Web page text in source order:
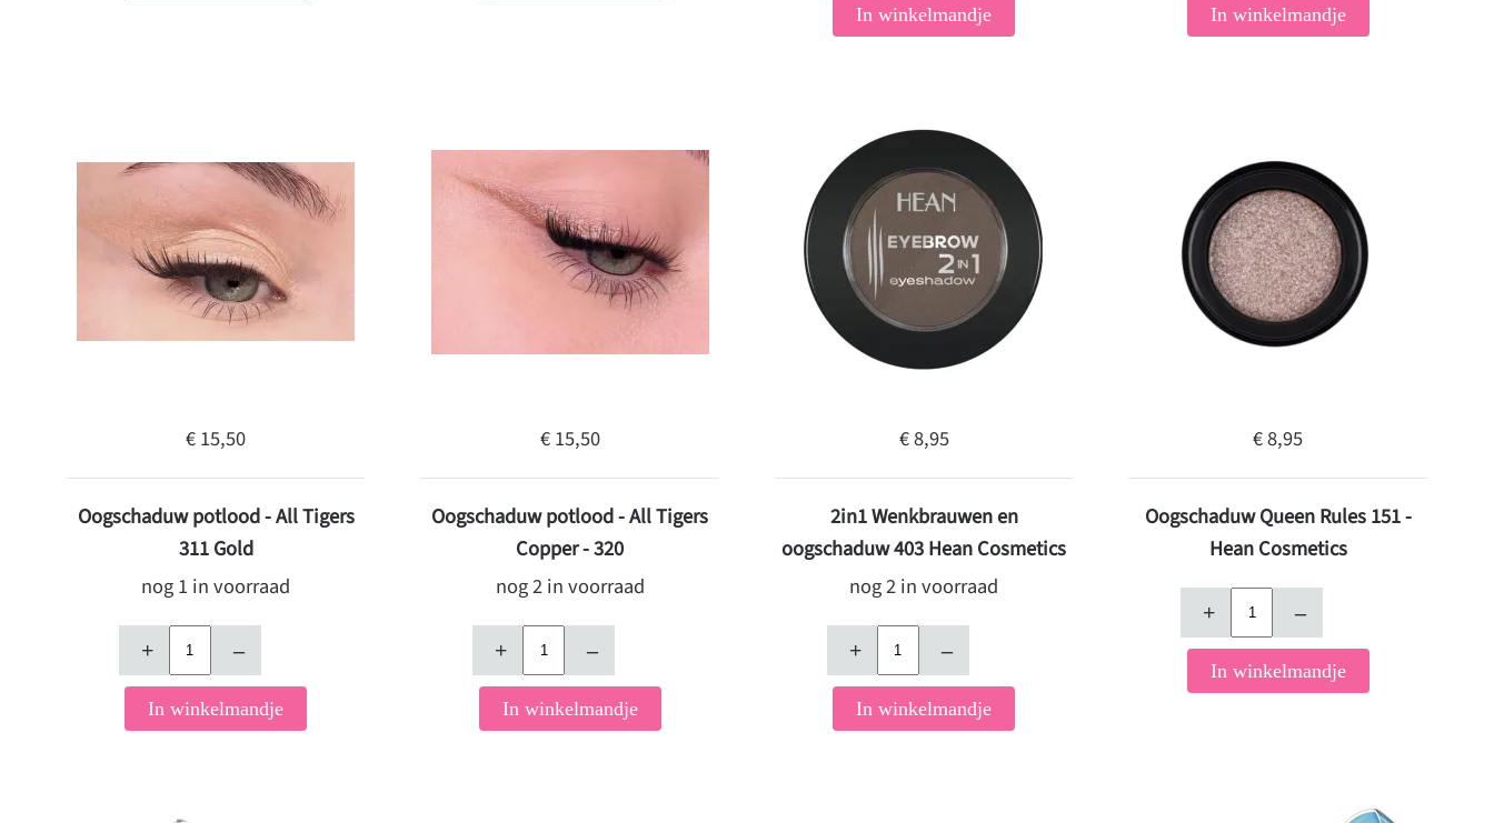
In winkelmandje In winkelmandje
€ 15,50
Oogschaduw potlood - All Tigers
311 Gold
nog 1 in voorraad
+ –
In winkelmandje
€ 15,50
Oogschaduw potlood - All Tigers
Copper - 320
nog 2 in voorraad
+ –
In winkelmandje
€ 8,95
2in1 Wenkbrauwen en
oogschaduw 403 Hean Cosmetics
nog 2 in voorraad
+ –
In winkelmandje
€ 8,95
Oogschaduw Queen Rules 151 -
Hean Cosmetics
+ –
In winkelmandje